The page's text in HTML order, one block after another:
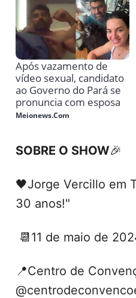
SOBRE O SHOW🎉
🖤Jorge Vercillo em
30 anos!"
📆11 de maio de
📍Centro de